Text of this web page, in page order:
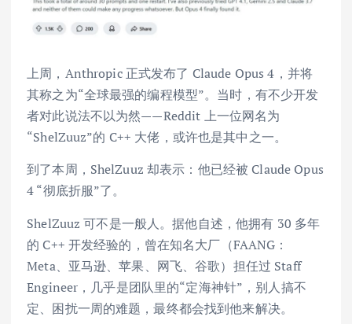
上周，Anthropic 正式发布了 Claude Opus 4，并将
其称之为“全球最强的编程模型”。当时，有不少开发
者对此说法不以为然——Reddit 上一位网名为
“ShelZuuz”的 C++ 大佬，或许也是其中之一。
到了本周，ShelZuuz 却表示：他已经被 Claude Opus
4 “彻底折服”了。
ShelZuuz 可不是一般人。据他自述，他拥有 30 多年
的 C++ 开发经验的，曾在知名大厂（FAANG：
Meta、亚马逊、苹果、网飞、谷歌）担任过 Staff
Engineer，几乎是团队里的“定海神针”，别人搞不
定、困扰一周的难题，最终都会找到他来解决。